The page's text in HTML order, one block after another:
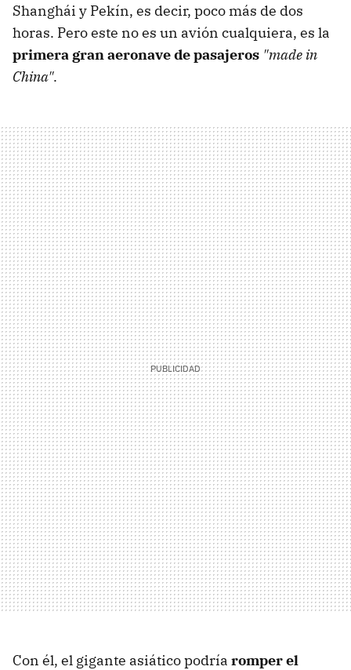
Shanghái y Pekín, es decir, poco más de dos
horas. Pero este no es un avión cualquiera, es la
primera gran aeronave de pasajeros "made in
China".
Con él, el gigante asiático podría romper el